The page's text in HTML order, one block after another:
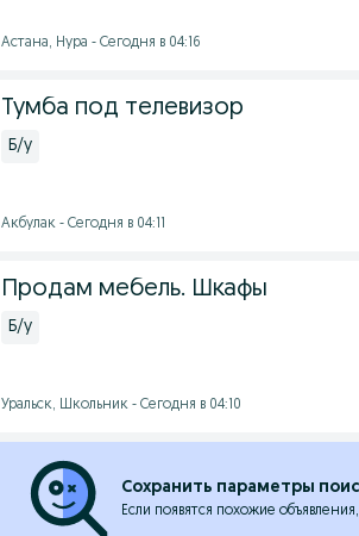
Астана, Нура - Сегодня в 04:16
Тумба под телевизор
Б/у
Акбулак - Сегодня в 04:11
Продам мебель. Шкафы
Б/у
Уральск, Школьник - Сегодня в 04:10
Сохранить параметры
Если появятся похожие